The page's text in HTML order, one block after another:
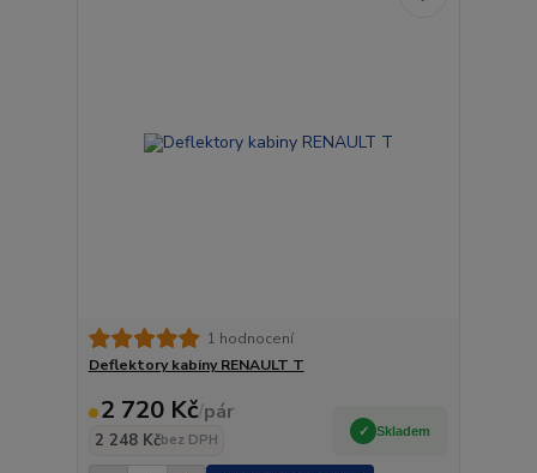
1 hodnocení
Deflektory kabiny RENAULT T
2 720 Kč/pár
2 248 Kčbez DPH
Skladem